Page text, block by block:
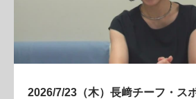
2026/6/25（木）第102回定時株